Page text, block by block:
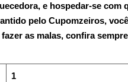
e hospedar-se com
pelo Cupomzeiros,
as malas, confira
1